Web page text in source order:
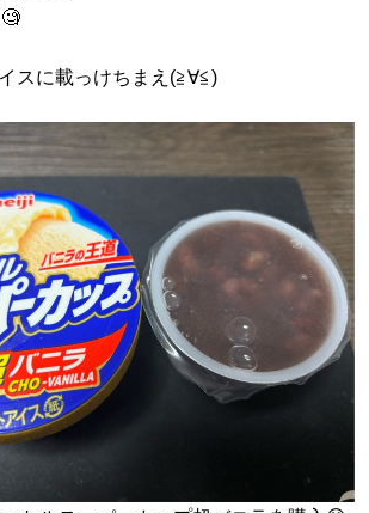
スに載っけちまえ(≧∀≦)